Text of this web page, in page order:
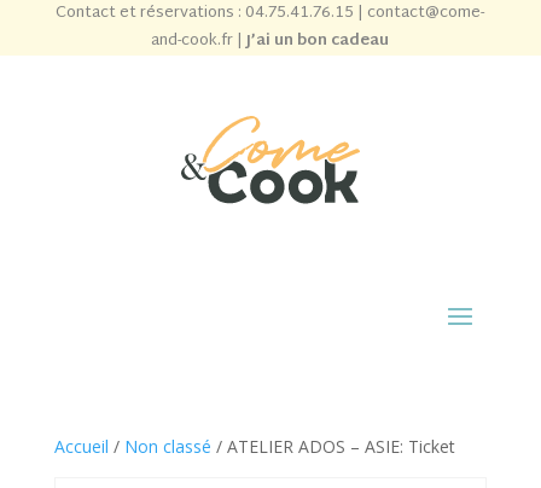
Contact et réservations : 04.75.41.76.15 | contact@come-
and-cook.fr|J’ai un bon cadeau
Accueil / Non classé / ATELIER ADOS – ASIE: Ticket